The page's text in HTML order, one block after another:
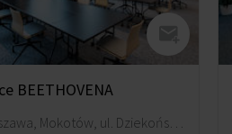
BEETHOVENA
Warszawa, Mokotów, ul. Dziekońskiego 1